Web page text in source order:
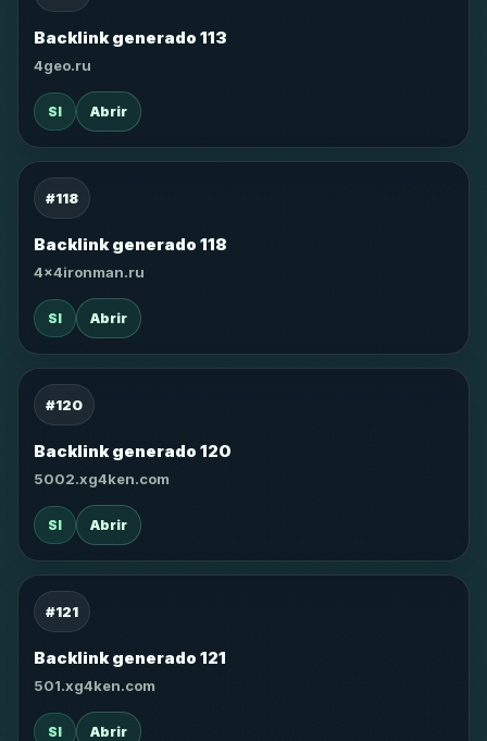
Backlink generado 113
4geo.ru
SI Abrir
#118
Backlink generado 118
4x4ironman.ru
SI Abrir
#120
Backlink generado 120
5002.xg4ken.com
SI Abrir
#121
Backlink generado 121
501.xg4ken.com
SI Abrir